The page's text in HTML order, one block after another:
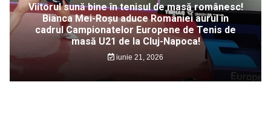
Viitorul sună bine în tenisul de masă românesc!
Bianca Mei-Roșu aduce României aurul în
cadrul Campionatelor Europene de Tenis de
masă U21 de la Cluj-Napoca!
iunie 21, 2026